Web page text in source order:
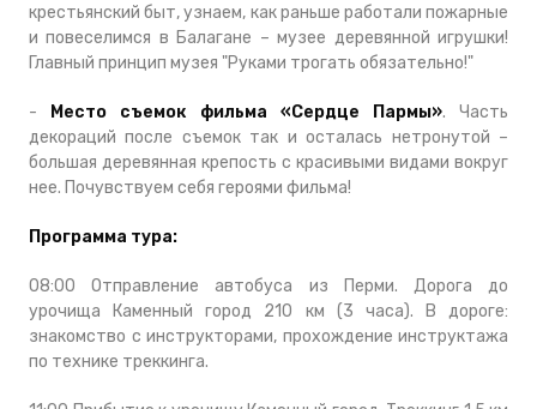
крестьянский быт, узнаем, как раньше работали пожарные
и повеселимся в Балагане – музее деревянной игрушки!
Главный принцип музея "Руками трогать обязательно!"
- Место съемок фильма «Сердце Пармы». Часть
декораций после съемок так и осталась нетронутой –
большая деревянная крепость с красивыми видами вокруг
нее. Почувствуем себя героями фильма!
Программа тура:
08:00 Отправление автобуса из Перми. Дорога до
урочища Каменный город 210 км (3 часа). В дороге:
знакомство с инструкторами, прохождение инструктажа
по технике треккинга.